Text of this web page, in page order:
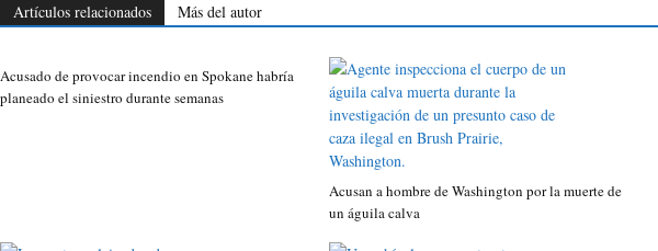
Artículos relacionados Más del autor
Acusado de provocar incendio en Spokane habría
planeado el siniestro durante semanas
Acusan a hombre de Washington por la muerte de
un águila calva